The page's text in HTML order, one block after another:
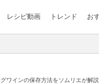
レシピ動画 トレンド お
ワインの保存方法をソムリエが解説